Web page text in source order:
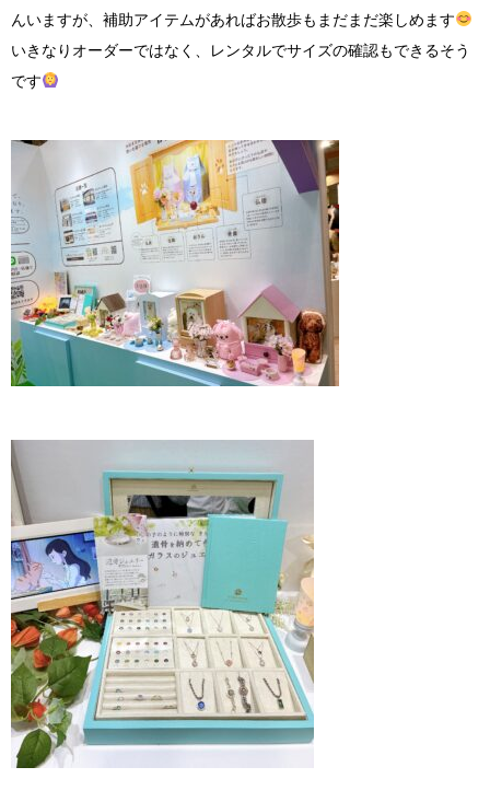
んいますが、補助アイテムがあればお散歩もまだまだ楽しめます
いきなりオーダーではなく、レンタルでサイズの確認もできるそう
です